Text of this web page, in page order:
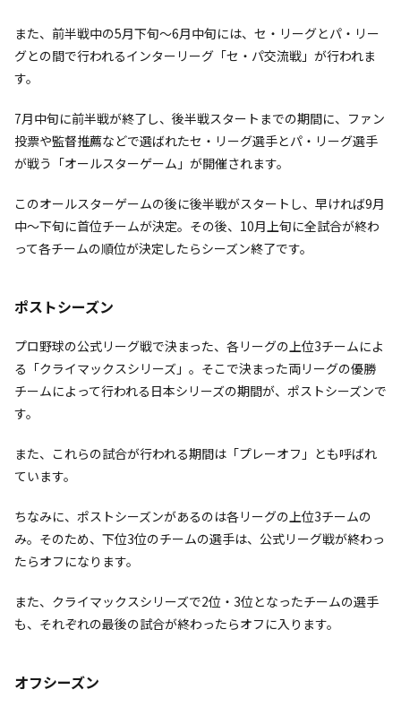
また、前半戦中の5月下旬～6月中旬には、セ・リーグとパ・リー
グとの間で行われるインターリーグ「セ・パ交流戦」が行われま
す。
7月中旬に前半戦が終了し、後半戦スタートまでの期間に、ファン
投票や監督推薦などで選ばれたセ・リーグ選手とパ・リーグ選手
が戦う「オールスターゲーム」が開催されます。
このオールスターゲームの後に後半戦がスタートし、早ければ9月
中～下旬に首位チームが決定。その後、10月上旬に全試合が終わ
って各チームの順位が決定したらシーズン終了です。
ポストシーズン
プロ野球の公式リーグ戦で決まった、各リーグの上位3チームによ
る「クライマックスシリーズ」。そこで決まった両リーグの優勝
チームによって行われる日本シリーズの期間が、ポストシーズンで
す。
また、これらの試合が行われる期間は「プレーオフ」とも呼ばれ
ています。
ちなみに、ポストシーズンがあるのは各リーグの上位3チームの
み。そのため、下位3位のチームの選手は、公式リーグ戦が終わっ
たらオフになります。
また、クライマックスシリーズで2位・3位となったチームの選手
も、それぞれの最後の試合が終わったらオフに入ります。
オフシーズン